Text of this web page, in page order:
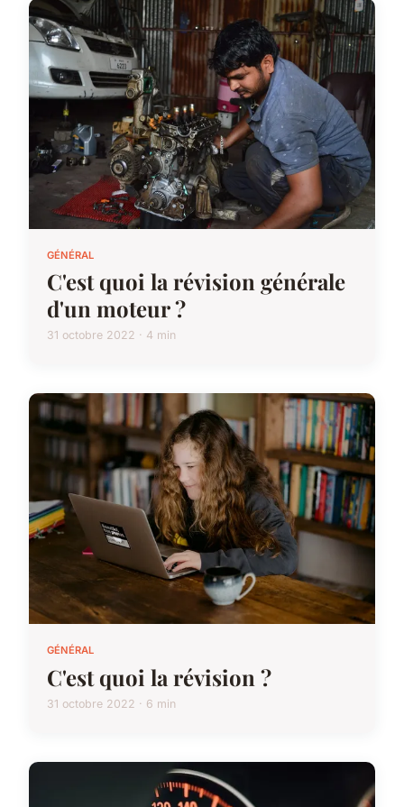
GÉNÉRAL
C'est quoi la révision générale
d'un moteur ?
31 octobre 2022 · 4 min
GÉNÉRAL
C'est quoi la révision ?
31 octobre 2022 · 6 min